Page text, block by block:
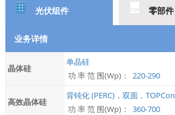
光伏组件 零部件
业务详情
晶体硅
单晶硅
功 率 范 围(Wp)：
220-290
高效晶体硅
背钝化 (PERC)，双面，TOPCon
功 率 范 围(Wp)：
360-700